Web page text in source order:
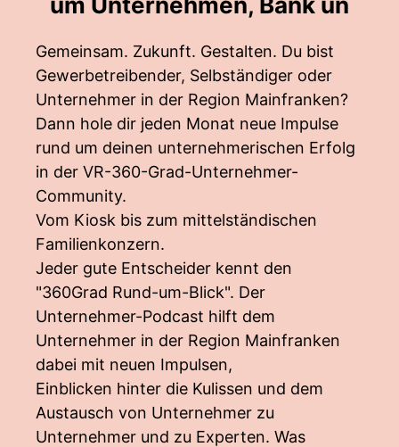
Gemeinsam. Zukunft. Gestalten. Du bist
Gewerbetreibender, Selbständiger oder
Unternehmer in der Region Mainfranken?
Dann hole dir jeden Monat neue Impulse
rund um deinen unternehmerischen Erfolg
in der VR-360-Grad-Unternehmer-
Community.
Vom Kiosk bis zum mittelständischen
Familienkonzern.
Jeder gute Entscheider kennt den
"360Grad Rund-um-Blick". Der
Unternehmer-Podcast hilft dem
Unternehmer in der Region Mainfranken
dabei mit neuen Impulsen,
Einblicken hinter die Kulissen und dem
Austausch von Unternehmer zu
Unternehmer und zu Experten. Was